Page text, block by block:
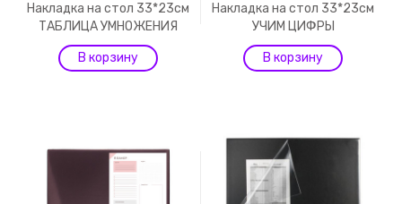
Накладка на стол 33*23см
ТАБЛИЦА УМНОЖЕНИЯ
Накладка на стол 33*23см
УЧИМ ЦИФРЫ